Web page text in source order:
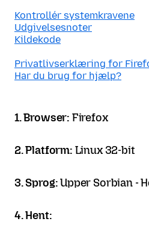
Kontrollér systemkravene
Udgivelsesnoter
Kildekode
Privatlivserklæring for
Har du brug for hjælp?
1. Browser: Firefox
2. Platform: Linux 32-bit
3. Sprog:Upper Sorbian -
4. Hent: